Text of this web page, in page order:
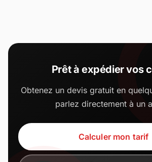
Prêt à expédier vos
Obtenez un devis gratuit en
parlez directement à un
Calculer mon tarif